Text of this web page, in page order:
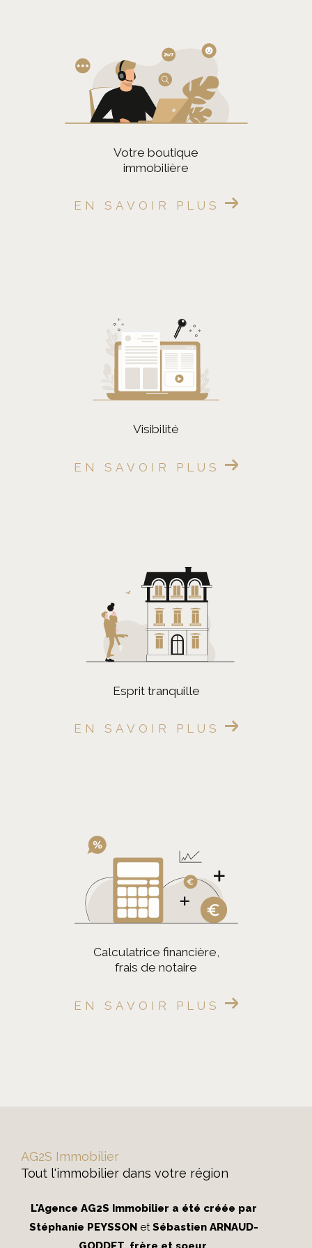
votre boutique
immobilière
EN SAVOIR PLUS
visibilité
EN SAVOIR PLUS
esprit tranquille
EN SAVOIR PLUS
calculatrice financière,
frais de notaire
EN SAVOIR PLUS
AG2S Immobilier
Tout l'immobilier dans votre région
L'Agence AG2S Immobilier a été créée par
Stéphanie PEYSSON etSébastien ARNAUD-
Localisation
FILTRER PAR
Exclusivités
RECHERCHER